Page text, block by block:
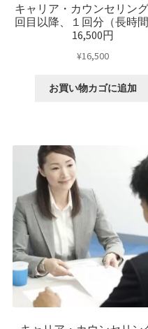
キャリア・カウンセリン
回目以降、１回分（長時間
16,500円
¥16,500
お買い物カゴに追加